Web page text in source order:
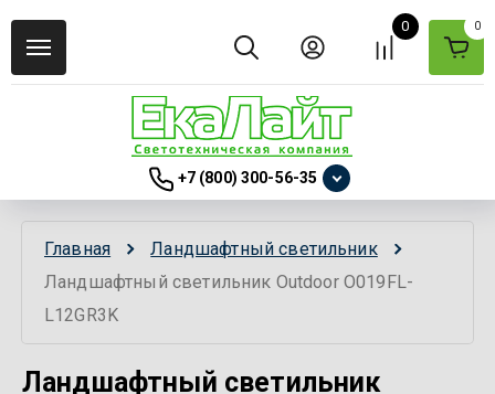
0
0
+7 (800) 300-56-35
Главная
Ландшафтный светильник
Ландшафтный светильник Outdoor O019FL-
L12GR3K
Ландшафтный светильник